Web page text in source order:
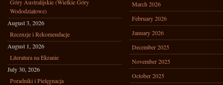
Góry Australijskie (Wielkie Góry
Wododziałowe)
August 3, 2026
Recenzje i Rekomendacje
August 1, 2026
Literatura na Ekranie
July 30, 2026
Poradniki i Pielęgnacja
March 2026
February 2026
January 2026
December 2025
November 2025
October 2025